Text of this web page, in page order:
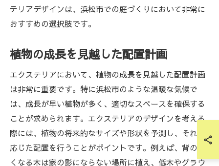
テリアデザインは、浜松市での庭づくりにおいて非常に
おすすめの選択肢です。
植物の成長を見越した配置計画
エクステリアにおいて、植物の成長を見越した配置計画
は非常に重要です。特に浜松市のような温暖な気候で
は、成長が早い植物が多く、適切なスペースを確保する
ことが求められます。エクステリアのデザインを考える
際には、植物の将来的なサイズや形状を予測し、それに
応じた配置を行うことがポイントです。例えば、背の高
くなる木は家の影にならない場所に植え、低木やグラウ